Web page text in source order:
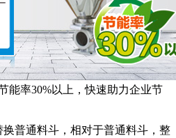
能率30%以上，快速助力企业节
普通料斗，相对于普通料斗，整